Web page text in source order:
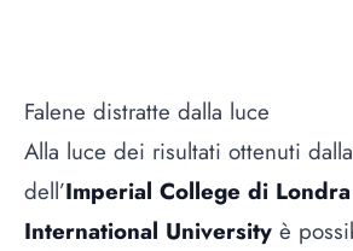
Falene distratte dalla luce
Alla luce dei risultati ottenuti
dell’Imperial College di Londra
International University è